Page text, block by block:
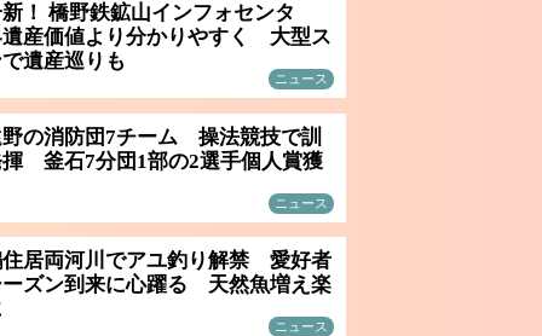
！ 橋野鉄鉱山インフォセンタ
産価値より分かりやすく 大型ス
遺産巡りも
ニュース
の消防団7チーム 操法競技で訓
釜石7分団1部の2選手個人賞獲
ニュース
住居両河川でアユ釣り解禁 愛好者
ズン到来に心躍る 天然魚増え楽
ニュース